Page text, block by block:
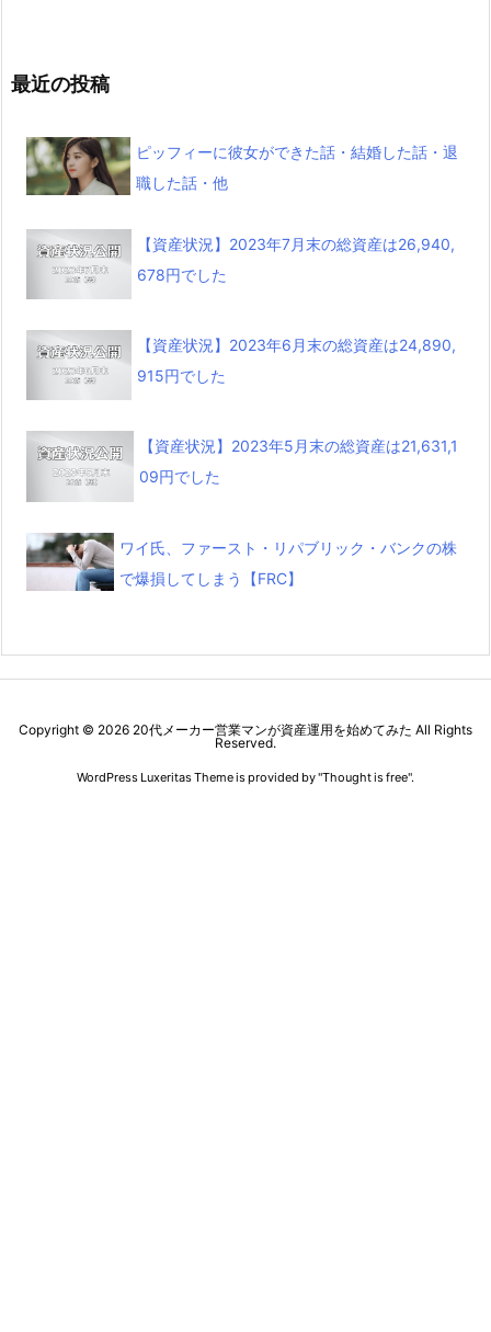
最近の投稿
ピッフィーに彼女ができた話・結婚した話・退
職した話・他
【資産状況】2023年7月末の総資産は26,940,
678円でした
【資産状況】2023年6月末の総資産は24,890,
915円でした
【資産状況】2023年5月末の総資産は21,631,1
09円でした
ワイ氏、ファースト・リパブリック・バンクの株
で爆損してしまう【FRC】
Copyright © 2026 20代メーカー営業マンが資産運用を始めてみた All Rights
Reserved.
WordPress Luxeritas Theme is provided by "Thought is free".